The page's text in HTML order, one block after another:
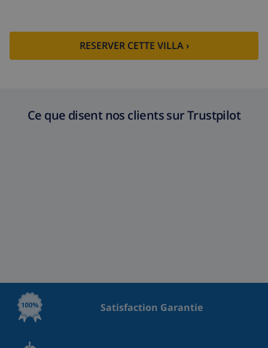
RESERVER CETTE VILLA ›
Ce que disent nos clients sur Trustpilot
Satisfaction Garantie